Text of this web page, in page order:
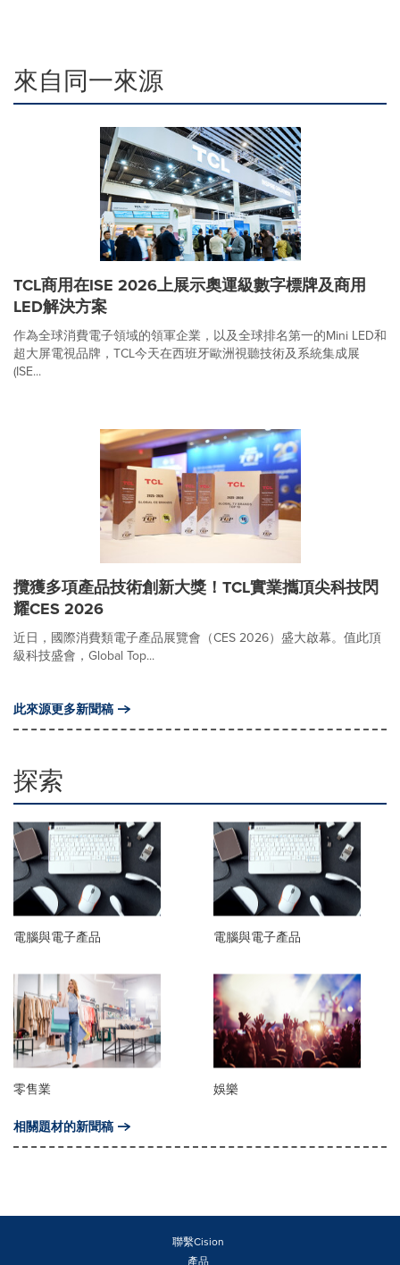
來自同一來源
TCL商用在ISE 2026上展示奧運級數字標牌及商用
LED解決方案
作為全球消費電子領域的領軍企業，以及全球排名第一的Mini LED和
超大屏電視品牌，TCL今天在西班牙歐洲視聽技術及系統集成展
(ISE...
攬獲多項產品技術創新大獎！TCL實業攜頂尖科技閃
耀CES 2026
近日，國際消費類電子產品展覽會（CES 2026）盛大啟幕。值此頂
級科技盛會，Global Top...
此來源更多新聞稿
探索
電腦與電子產品 電腦與電子產品
零售業 娛樂
相關題材的新聞稿
聯繫Cision
產品